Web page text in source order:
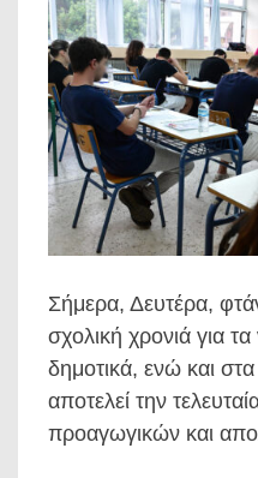
Σήμερα, Δευτέρα,
σχολική χρονιά για
δημοτικά, ενώ και
αποτελεί την
προαγωγικών και